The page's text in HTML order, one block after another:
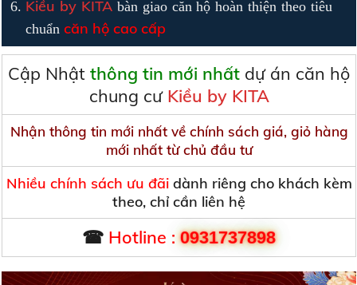
Kiều by KITAbàn giao căn hộ hoàn thiện theo tiêu
chuẩn căn hộ cao cấp
Cập Nhật thông tin mới nhất dự án căn hộ
chung cư Kiều by KITA
Nhận thông tin mới nhất về chính sách giá, giỏ hàng
mới nhất từ chủ đầu tư
Nhiều chính sách ưu đãidành riêng cho khách kèm
theo, chỉ cần liên hệ
☎ Hotline :0931737898